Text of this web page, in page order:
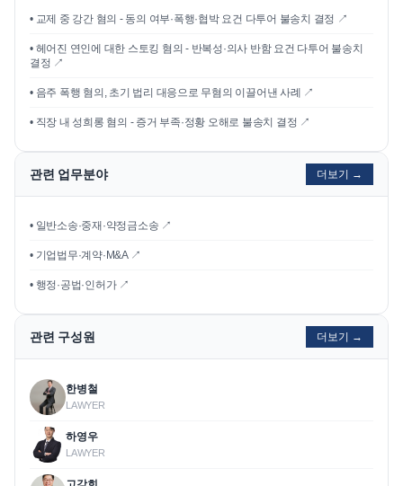
• 교제 중 강간 혐의 - 동의 여부·폭행·협박 요건 다투어 불송치 결정 ↗
• 헤어진 연인에 대한 스토킹 혐의 - 반복성·의사 반함 요건 다투어 불송치
결정 ↗
• 음주 폭행 혐의, 초기 법리 대응으로 무혐의 이끌어낸 사례 ↗
• 직장 내 성희롱 혐의 - 증거 부족·정황 오해로 불송치 결정 ↗
관련 업무분야 더보기 →
• 일반소송·중재·약정금소송 ↗
• 기업법무·계약·M&A ↗
• 행정·공법·인허가 ↗
관련 구성원 더보기 →
한병철
LAWYER
하영우
LAWYER